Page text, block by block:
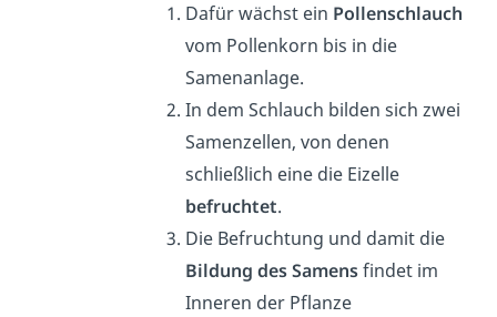
Dafür wächst ein Pollenschlauch
vom Pollenkorn bis in die
Samenanlage.
In dem Schlauch bilden sich zwei
Samenzellen, von denen
schließlich eine die Eizelle
befruchtet.
Die Befruchtung und damit die
Bildung des Samensfindet im
Inneren der Pflanze